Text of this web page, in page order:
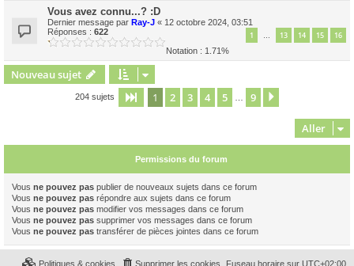
Vous avez connu...? :D
Dernier message par Ray-J « 12 octobre 2024, 03:51
Réponses : 622 1 … 13 14 15 16
Notation : 1.71%
Nouveau sujet
204 sujets Page 1sur9
1 2 3 4 5 9
Aller
Permissions du forum
Vous ne pouvez pas publier de nouveaux sujets dans ce forum
Vous ne pouvez pas répondre aux sujets dans ce forum
Vous ne pouvez pas modifier vos messages dans ce forum
Vous ne pouvez pas supprimer vos messages dans ce forum
Vous ne pouvez pas transférer de pièces jointes dans ce forum
Fuseau horaire sur UTC+02:00
Supprimer les cookies
Politiques & cookies